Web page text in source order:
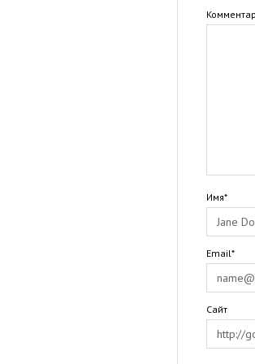
Имя*
Email*
Сайт